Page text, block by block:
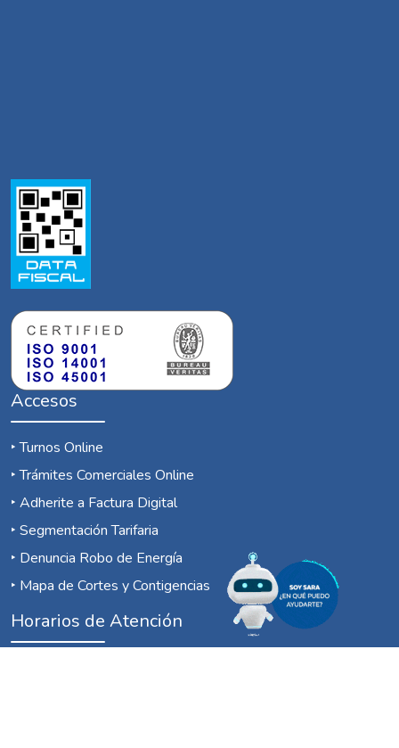
Accesos
‣Turnos Online
‣Trámites Comerciales Online
‣ Adherite a Factura Digital
‣ Segmentación Tarifaria
‣ Denuncia Robo de Energía
‣ Mapa de Cortes y Contigencias
Horarios de Atención